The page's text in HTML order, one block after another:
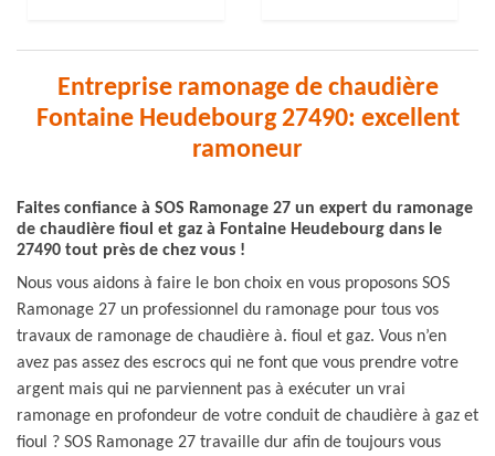
Entreprise ramonage de chaudière
Fontaine Heudebourg 27490: excellent
ramoneur
Faites confiance à SOS Ramonage 27 un expert du ramonage
de chaudière fioul et gaz à Fontaine Heudebourg dans le
27490 tout près de chez vous !
Nous vous aidons à faire le bon choix en vous proposons SOS
Ramonage 27 un professionnel du ramonage pour tous vos
travaux de ramonage de chaudière à. fioul et gaz. Vous n’en
avez pas assez des escrocs qui ne font que vous prendre votre
argent mais qui ne parviennent pas à exécuter un vrai
ramonage en profondeur de votre conduit de chaudière à gaz et
fioul ? SOS Ramonage 27 travaille dur afin de toujours vous